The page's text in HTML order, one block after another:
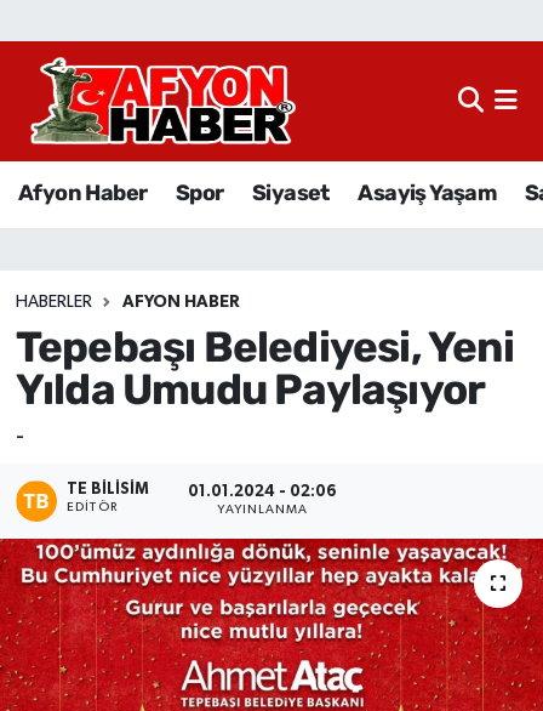
Afyon Haber Spor Siyaset Asayiş Yaşam
HABERLER AFYON HABER
Tepebaşı Belediyesi, Yeni
Yılda Umudu Paylaşıyor
-
TE BILISIM
EDITÖR
01.01.2024 - 02:06
YAYINLANMA
Afyon Haber
Sağlık
Eğitim
Magazin
Etkinlikler